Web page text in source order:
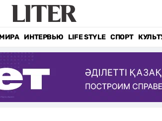
ИНТЕРВЬЮ LIFE STYLE СПОРТ